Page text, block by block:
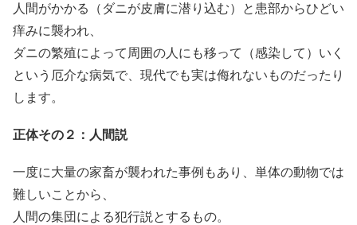
人間がかかる（ダニが皮膚に潜り込む）と患部からひどい
痒みに襲われ、
ダニの繁殖によって周囲の人にも移って（感染して）いく
という厄介な病気で、現代でも実は侮れないものだったり
します。
正体その２：人間説
一度に大量の家畜が襲われた事例もあり、単体の動物では
難しいことから、
人間の集団による犯行説とするもの。